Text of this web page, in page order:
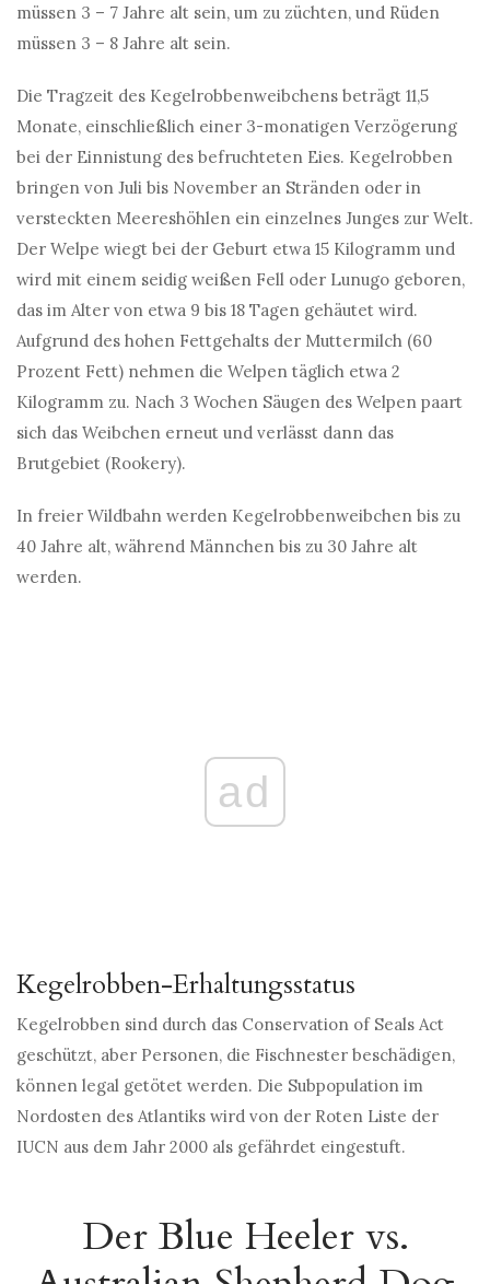
müssen 3 – 7 Jahre alt sein, um zu züchten, und Rüden
müssen 3 – 8 Jahre alt sein.
Die Tragzeit des Kegelrobbenweibchens beträgt 11,5
Monate, einschließlich einer 3-monatigen Verzögerung
bei der Einnistung des befruchteten Eies. Kegelrobben
bringen von Juli bis November an Stränden oder in
versteckten Meereshöhlen ein einzelnes Junges zur Welt.
Der Welpe wiegt bei der Geburt etwa 15 Kilogramm und
wird mit einem seidig weißen Fell oder Lunugo geboren,
das im Alter von etwa 9 bis 18 Tagen gehäutet wird.
Aufgrund des hohen Fettgehalts der Muttermilch (60
Prozent Fett) nehmen die Welpen täglich etwa 2
Kilogramm zu. Nach 3 Wochen Säugen des Welpen paart
sich das Weibchen erneut und verlässt dann das
Brutgebiet (Rookery).
In freier Wildbahn werden Kegelrobbenweibchen bis zu
40 Jahre alt, während Männchen bis zu 30 Jahre alt
werden.
ad
Kegelrobben-Erhaltungsstatus
Kegelrobben sind durch das Conservation of Seals Act
geschützt, aber Personen, die Fischnester beschädigen,
können legal getötet werden. Die Subpopulation im
Nordosten des Atlantiks wird von der Roten Liste der
IUCN aus dem Jahr 2000 als gefährdet eingestuft.
Der Blue Heeler vs.